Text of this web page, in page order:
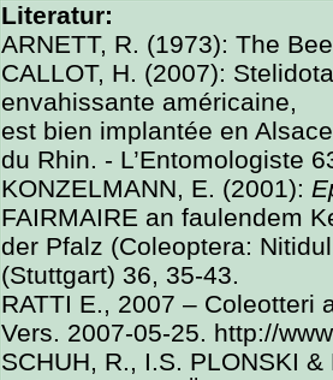
Literatur:
ARNETT, R. (1973): The
CALLOT, H. (2007):
envahissante américaine,
est bien implantée en
du Rhin. - L’Entomologiste
KONZELMANN, E. (2001):
FAIRMAIRE an faulendem
der Pfalz (Coleoptera:
(Stuttgart) 36, 35-43.
RATTI E., 2007 – Coleotteri
Vers. 2007-05-25. http://
SCHUH, R., I.S. PLONSKI